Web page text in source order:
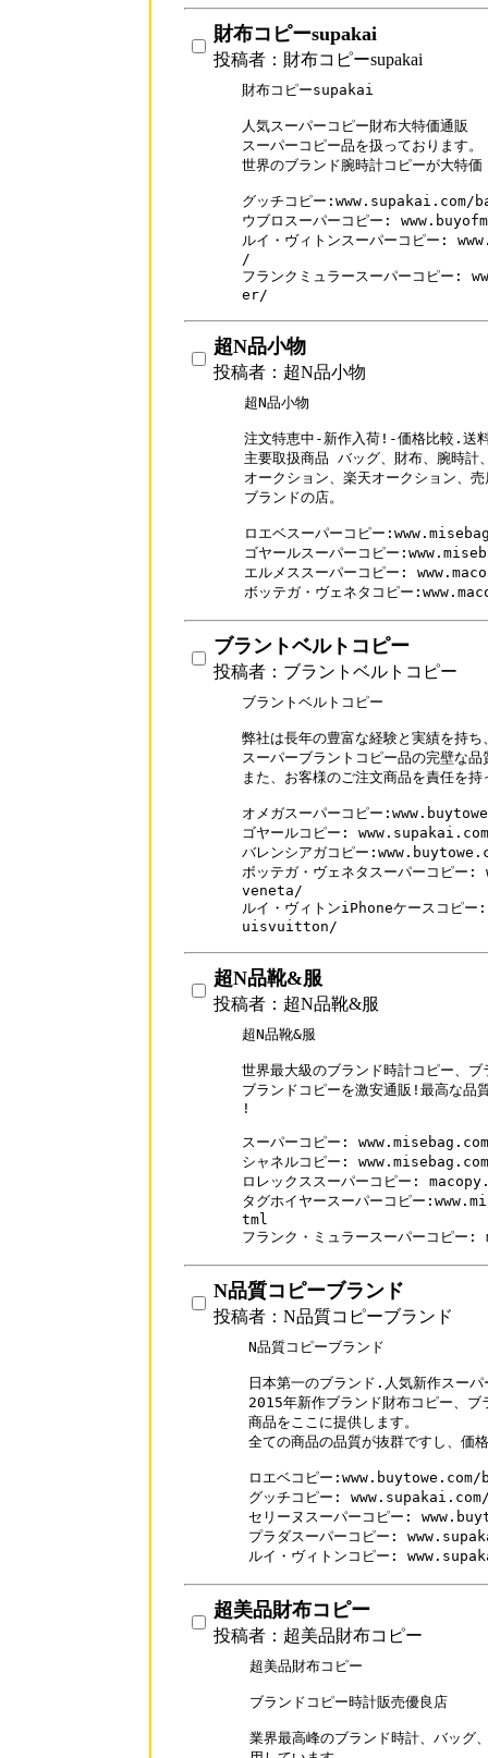
財布コピーsupakai
投稿者：財布コピーsupakai
財布コピーsupakai
人気スーパーコピー財布大特価通販
スーパーコピー品を扱っております。
世界のブランド腕時計コピーが大特価
グッチコピー:www.supakai.com/
ウブロスーパーコピー:
ルイ・ヴィトンスーパーコピー:
/
フランクミュラースーパーコピ
er/
超N品小物
投稿者：超N品小物
超N品小物
注文特恵中-新作入荷!-価格比較.送
主要取扱商品 バッグ、財布、腕時計
オークション、楽天オークション、
ブランドの店。
ロエベスーパーコピー
ゴヤールスーパーコピー
エルメススーパーコピー:
ボッテガ・ヴェネタコピー
ブラントベルトコピー
投稿者：ブラントベルトコピー
ブラントベルトコピー
弊社は長年の豊富な経験と実績を持ち
スーパーブラントコピー品の完壁な
また、お客様のご注文商品を責任を
オメガスーパーコピー
ゴヤールコピー:
バレンシアガコピー
ボッテガ・ヴェネタスーパーコ
veneta/
ルイ・ヴィトンiPhoneケースコ
uisvuitton/
超N品靴&服
投稿者：超N品靴&服
超N品靴&服
世界最大級のブランド時計コピー、ブ
ブランドコピーを激安通販!最高な品
!
スーパーコピー: www.misebag.com
シャネルコピー:
ロレックススーパーコピー:
タグホイヤースーパーコピー
tml
フランク・ミュラースーパーコ
N品質コピーブランド
投稿者：N品質コピーブランド
N品質コピーブランド
日本第一のブランド.人気新作スー
2015年新作ブランド財布コピー、
商品をここに提供します。
全ての商品の品質が抜群ですし、価
ロエベコピー
グッチコピー:
セリーヌスーパーコピー:
プラダスーパーコピー:
ルイ・ヴィトンコピー:
超美品財布コピー
投稿者：超美品財布コピー
超美品財布コピー
ブランドコピー時計販売優良店
業界最高峰のブランド時計、バッグ